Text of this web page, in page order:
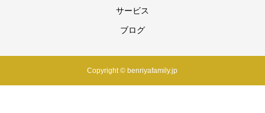
サービス
ブログ
Copyright © benriyafamily.jp